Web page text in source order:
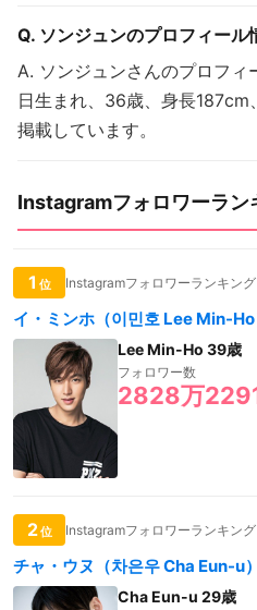
Q. ソンジュンのプロフィール
A. ソンジュンさんのプロフィ
日生まれ、36歳、身長187cm
掲載しています。
Instagramフォロワーラン
1 位 Instagramフォロワーランキング
イ・ミンホ（이민호 Lee Min-Ho
Lee Min-Ho 39歳
フォロワー数
2828万
2位 Instagramフォロワーランキング
チャ・ウヌ（차은우 Cha Eun-u）
Cha Eun-u 29歳